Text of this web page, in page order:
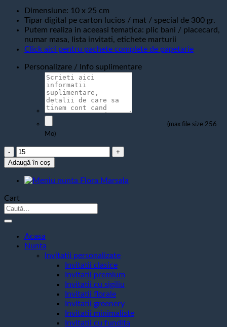
Dimensiune: 10 x 25 cm
Tipar digital pe carton lucios / mat / special de 300 gr.
Putem realiza in aceeasi tematica: plic bani / placecard,
numar masa, lista invitati, etichete marturii
Click aici pentru pachete complete de papetarie
Personalizare / Info suplimentare
(max file size 256
Mo)
Cantitate
Meniu
nunta
Ama
Adaugă în coș
Cart
Caută
Acasa
Nunta
Invitatii personalizate
Invitatii clasice
Invitatii premium
Invitatii cu sigiliu
Invitatii florale
Invitatii greenery
Invitatii minimaliste
Invitatii cu fundita